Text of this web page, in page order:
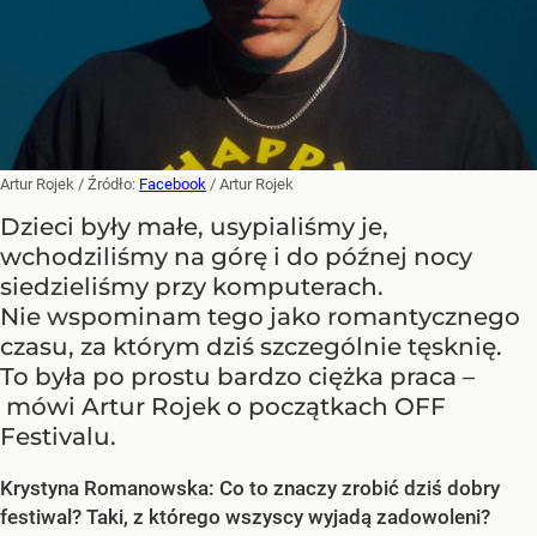
Artur Rojek / Źródło: Facebook / Artur Rojek
Dzieci były małe, usypialiśmy je,
wchodziliśmy na górę i do późnej nocy
siedzieliśmy przy komputerach.
Nie wspominam tego jako romantycznego
czasu, za którym dziś szczególnie tęsknię.
To była po prostu bardzo ciężka praca –
mówi Artur Rojek o początkach OFF
Festivalu.
Krystyna Romanowska: Co to znaczy zrobić dziś dobry
festiwal? Taki, z którego wszyscy wyjadą zadowoleni?